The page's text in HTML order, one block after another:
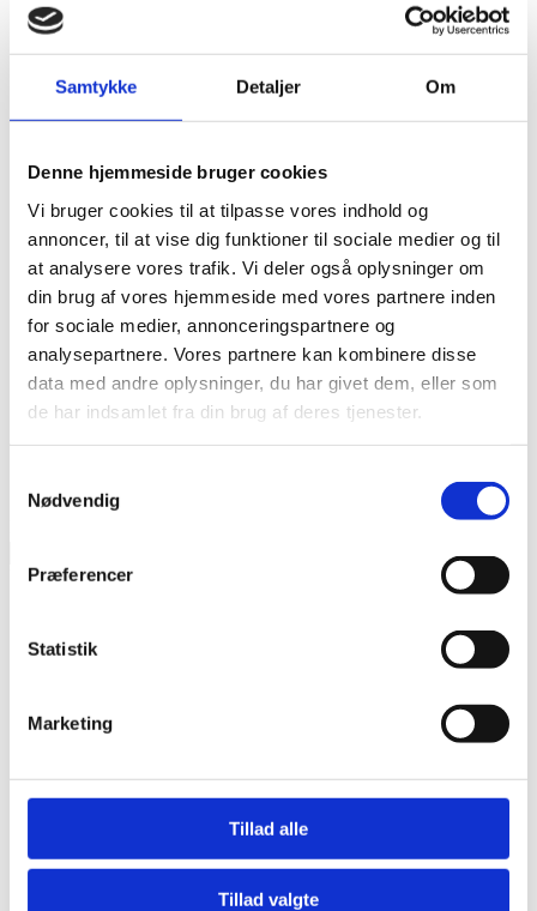
Samtykke Detaljer Om
Denne hjemmeside bruger cookies
Vi bruger cookies til at tilpasse vores indhold og
annoncer, til at vise dig funktioner til sociale medier og til
at analysere vores trafik. Vi deler også oplysninger om
din brug af vores hjemmeside med vores partnere inden
for sociale medier, annonceringspartnere og
analysepartnere. Vores partnere kan kombinere disse
data med andre oplysninger, du har givet dem, eller som
de har indsamlet fra din brug af deres tjenester.
Nødvendig
Præferencer
Statistik
Marketing
Tillad alle
Tillad valgte
har flere varianter. Mulighederne kan vælges på varesiden
Mørk blå tå-split sandal.
kr.299,00 inkl. moms VÆLG MULIGHEDER
har flere varianter. Mulighederne kan vælges på varesiden
48-49
Crocs Crocband Navy 11016 Mørk
Blå med detaljer.
kr. 449,00 inkl. moms VÆLG MULIGHEDER
har flere varianter. Mulighederne kan vælges på varesiden
Sorter efter pris
Varekategorier
Ukategoriseret
Unisex
Træsko Dame & Herre
Herre Hjemmesko
Dame